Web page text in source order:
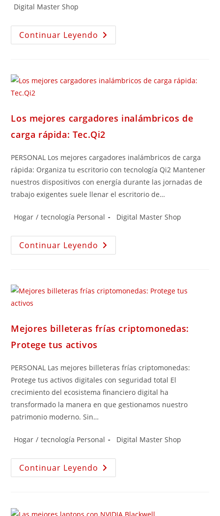
Digital Master Shop
Continuar Leyendo
Los mejores cargadores inalámbricos de
carga rápida: Tec.Qi2
PERSONAL Los mejores cargadores inalámbricos de carga
rápida: Organiza tu escritorio con tecnología Qi2 Mantener
nuestros dispositivos con energía durante las jornadas de
trabajo exigentes suele llenar el escritorio de…
Hogar / tecnología Personal Digital Master Shop
Continuar Leyendo
Mejores billeteras frías criptomonedas:
Protege tus activos
PERSONAL Las mejores billeteras frías criptomonedas:
Protege tus activos digitales con seguridad total El
crecimiento del ecosistema financiero digital ha
transformado la manera en que gestionamos nuestro
patrimonio moderno. Sin…
Hogar / tecnología Personal Digital Master Shop
Continuar Leyendo